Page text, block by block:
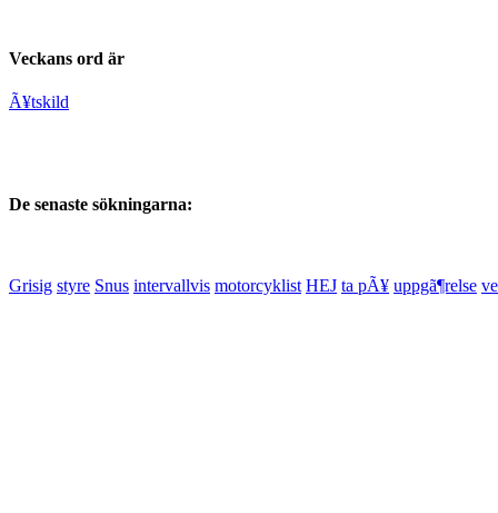
Veckans ord är
Ã¥tskild
De senaste sökningarna:
Grisig styre Snus intervallvis motorcyklist HEJ ta pÃ¥ uppgã¶relse